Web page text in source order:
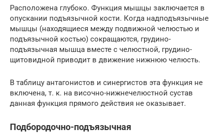
Расположена глубоко. Функция мышцы заключается в
опускании подъязычной кости. Когда надподъязычные
мышцы (находящиеся между подвижной челюстью и
подъязычной костью) сокращаются, грудино-
подъязычная мышца вместе с челюстной, грудино-
щитовидной приводит в движение нижнюю челюсть.
В таблицу антагонистов и синергистов эта функция не
включена, т. к. на височно-нижнечелюстной сустав
данная функция прямого действия не оказывает.
Подбородочно-подъязычная